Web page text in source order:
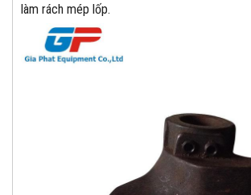
làm rách mép lốp.